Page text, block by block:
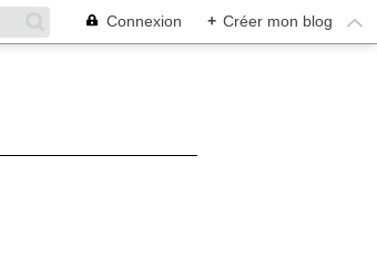
Connexion + Créer mon blog